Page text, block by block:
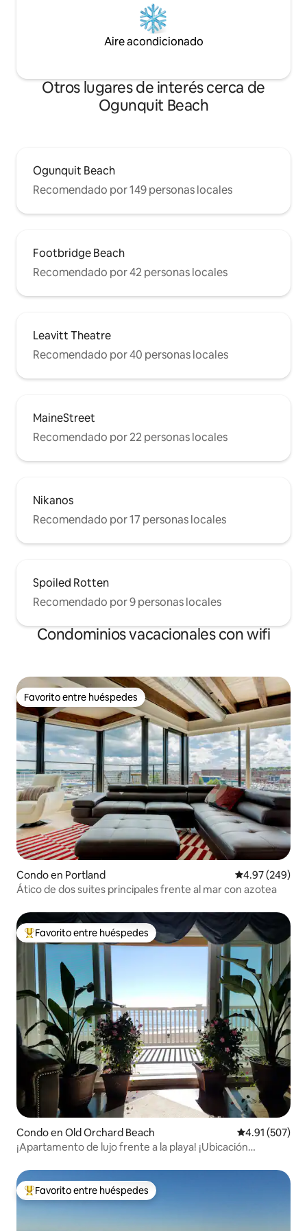
Aire acondicionado
Otros lugares de interés cerca de
Ogunquit Beach
Ogunquit Beach
Recomendado por 149 personas locales
Footbridge Beach
Recomendado por 42 personas locales
Leavitt Theatre
Recomendado por 40 personas locales
MaineStreet
Recomendado por 22 personas locales
Nikanos
Recomendado por 17 personas locales
Spoiled Rotten
Recomendado por 9 personas locales
Condominios vacacionales con wifi
Favorito entre huéspedes
Favorito entre huéspedes
Condo en Portland Calificación
4.97 (249)
Ático de dos suites principales frente al mar con azotea
Favorito entre huéspedes preferido
Favorito entre huéspedes
Condo en Old Orchard Beach Calificación
4.91 (507)
¡Apartamento de lujo frente a la playa! ¡Ubicación
Favorito entre huéspedes preferido
Favorito entre huéspedes